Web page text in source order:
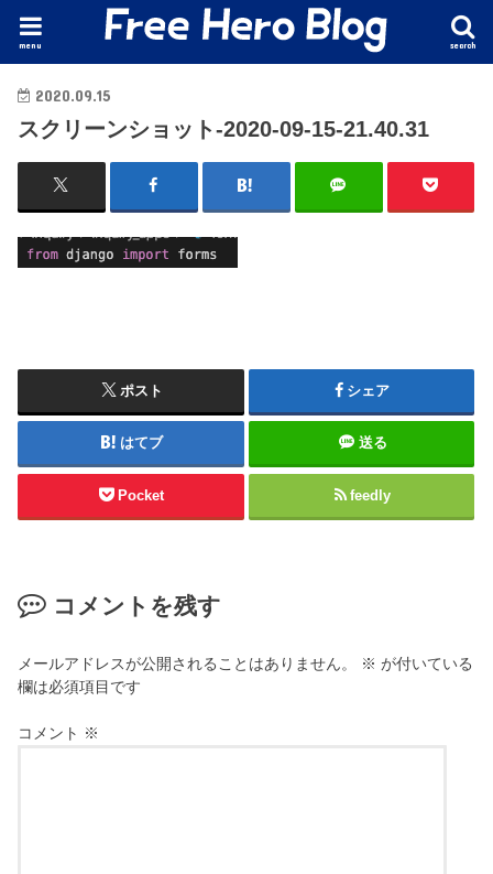
search
menu
2020.09.15
スクリーンショット-2020-09-15-21.40.31
ポスト シェア
はてブ 送る
Pocket feedly
コメントを残す
メールアドレスが公開されることはありません。 ※ が付いている
欄は必須項目です
コメント ※